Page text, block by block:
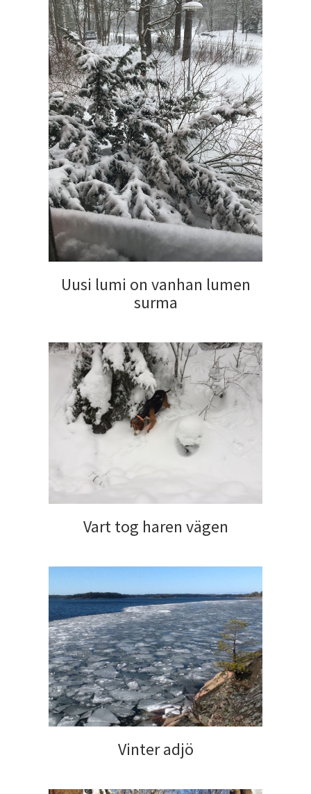
Uusi lumi on vanhan lumen
surma
Vart tog haren vägen
Vinter adjö